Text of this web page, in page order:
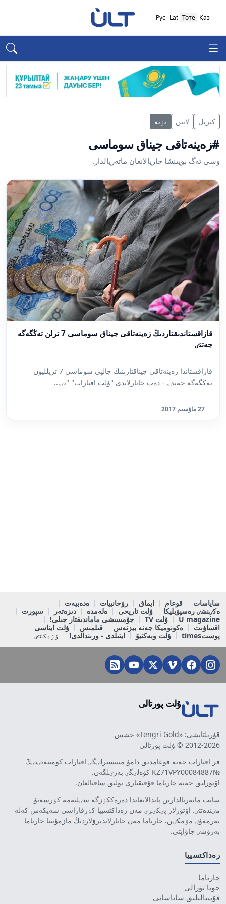
Қаз
Төте
Lat
Рус
كىرىل لاتىن تٶتە
#زەينەتاقى جيناق سوماسى
وسى تەگ بويىنشا جاريالانعان ماتەريالدار.
قازاقستاندىقتاردىڭ زەينەتاقى جيناق سوماسى 7 ترلن تەڭگەگە
جەتتٸ
قازاقستاندا زەينەتاقى جيناقتارىنىڭ جالپى سوماسى 7 تريلليون
تەڭگەگە جەتتٸ, - دەپ حابارلايدى "ۇلت اقپارات" "بٸ...
27 ماۋسىم 2017
ساياسات قوعام ايماق رۋحانييات
ەدەبيەت
ەكٸنشٸ رەسپۋبليكا
ۇلت تاريحى ەلەمدە دىزەتەر
سپورت
U magazine
ۇلت TV
جۇمىسشى ماماندىقتار جىلى!
اقساۋىت
ەكونوميكا جەنە بيزنەس قىلمىس
ۇلت ايناسى
پوستtimes
ۇلت وبەكتيۆ ايتىلدى - ورىندالدى! ٶزەكتٸ
ۇلت پورتالى
قۇرىلتايشى: «Tengri Gold» جشس
2012-2026 © ۇلت پورتالى
قر اقپارات جەنە قوعامدىق دامۋ مينيسترلٸگٸ اقپارات كوميتەتٸنٸڭ
№KZ71VPY00084887 كۋەلٸگٸ بەرٸلگەن.
اۆتورلىق جەنە جارناما قۇقىقتارى تولىق ساقتالعان.
سايت ماتەريالدارىن پايدالانعاندا دەرەككٶزگە سٸلتەمە كٶرسەتۋ
مٸندەتتٸ. اۆتورلار پٸكٸرٸ مەن رەداكتسييا كٶزقاراسى سەيكەس كەلە
بەرمەۋٸ مٷمكٸن. جارناما مەن حابارلاندىرۋلاردىڭ مازمۇنىنا جارناما
بەرۋشٸ جاۋاپتى.
رەداكتسييا
جارناما
جوبا تۋرالى
قۇپييالىلىق ساياساتى